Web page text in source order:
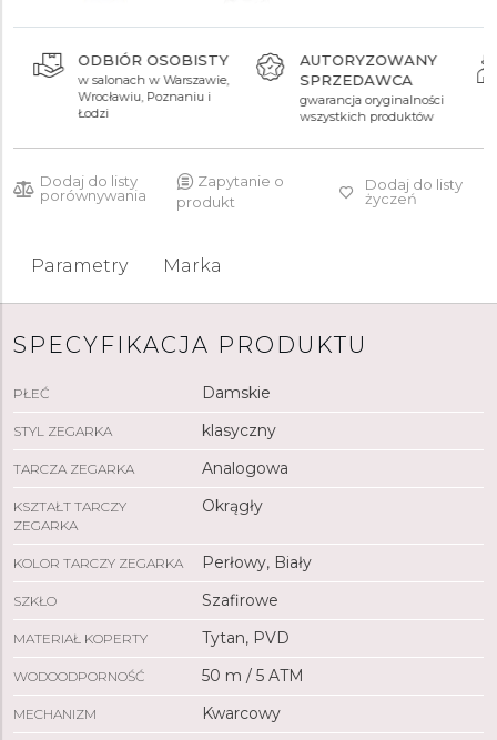
649 zł
ODBIÓR OSOBISTY
w salonach w Warszawie,
Wrocławiu, Poznaniu i
Łodzi
AUTORYZOWANY
SPRZEDAWCA
gwarancja oryginalności
wszystkich produktów
Dodaj do listy
porównywania
Zapytanie o
produkt
Dodaj do listy
życzeń
Parametry Marka
SPECYFIKACJA PRODUKTU
PŁEĆ Damskie
STYL ZEGARKA klasyczny
TARCZA ZEGARKA Analogowa
KSZTAŁT TARCZY
ZEGARKA
Okrągły
KOLOR TARCZY ZEGARKA Perłowy, Biały
SZKŁO Szafirowe
MATERIAŁ KOPERTY Tytan, PVD
WODOODPORNOŚĆ 50 m / 5 ATM
MECHANIZM Kwarcowy